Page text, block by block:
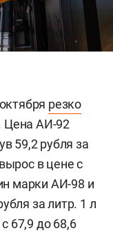
резко
Цена АИ-92
59,2 рубля за
в цене с
марки АИ-98 и
за литр. 1 л
67,9 до 68,6